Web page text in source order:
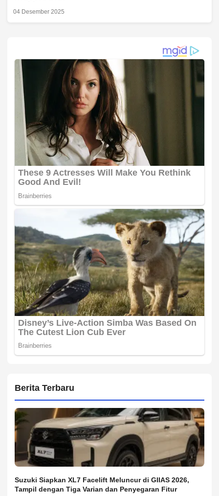
04 Desember 2025
Berita Terbaru
Suzuki Siapkan XL7 Facelift Meluncur di GIIAS 2026,
Tampil dengan Tiga Varian dan Penyegaran Fitur